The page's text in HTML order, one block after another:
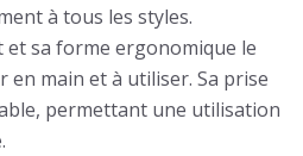
à tous les styles.
et sa forme ergonomique le
en main et à utiliser. Sa prise
permettant une utilisation